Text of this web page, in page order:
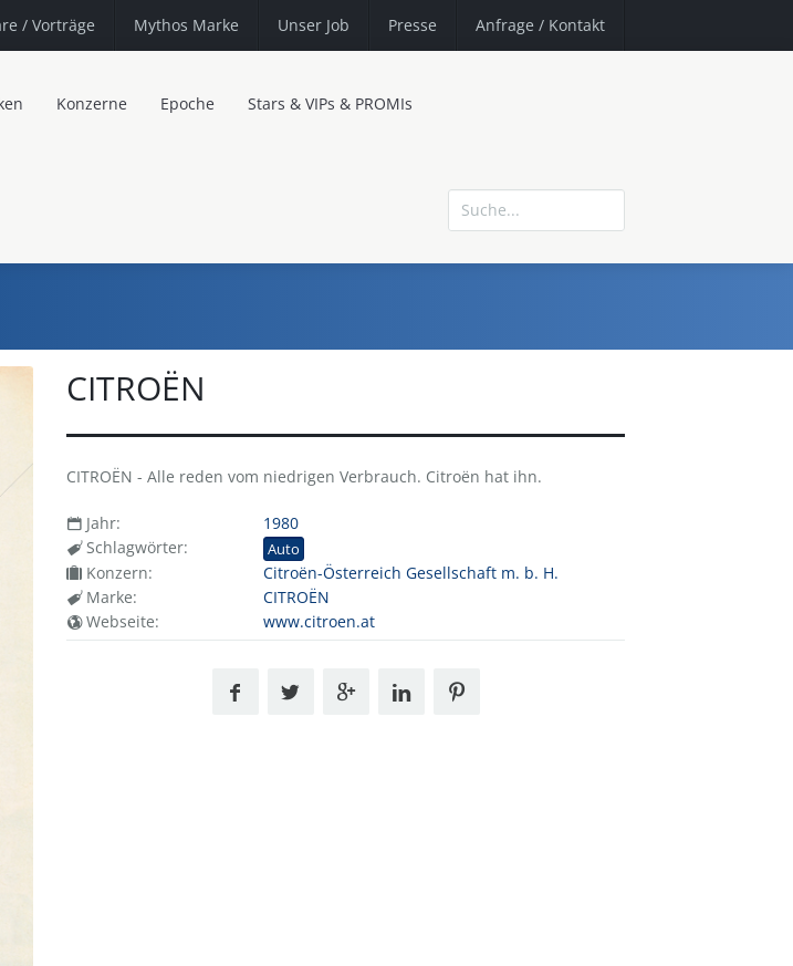
/ Vorträge Mythos Marke Unser Job Presse Anfrage / Kontakt
Konzerne Epoche Stars & VIPs & PROMIs
CITROËN
CITROËN - Alle reden vom niedrigen Verbrauch. Citroën hat ihn.
Jahr:
1980
Schlagwörter:
Auto
Konzern:
Citroën-Österreich Gesellschaft m. b. H.
Marke:
CITROËN
Webseite:
www.citroen.at